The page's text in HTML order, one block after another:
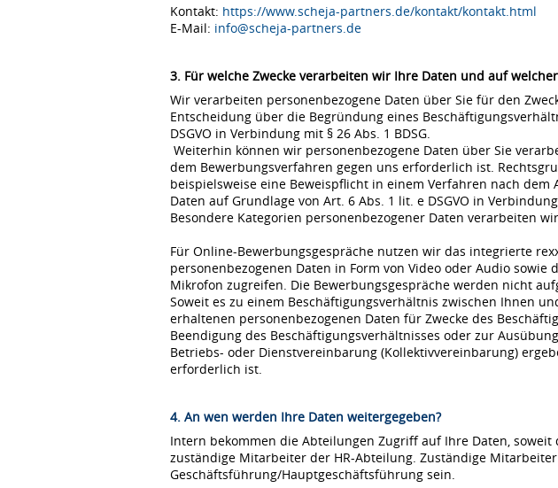
Kontakt: https://www.scheja-partners.de/kontakt/kontakt.html
E-Mail: info@scheja-partners.de
3. Für welche Zwecke verarbeiten wir Ihre Daten und auf
Wir verarbeiten personenbezogene Daten über Sie für den
Entscheidung über die Begründung eines
DSGVO in Verbindung mit § 26 Abs. 1 BDSG.
Weiterhin können wir personenbezogene Daten über Sie
dem Bewerbungsverfahren gegen uns erforderlich ist.
beispielsweise eine Beweispflicht in einem Verfahren nach dem
Daten auf Grundlage von Art. 6 Abs. 1 lit. e DSGVO in
Besondere Kategorien personenbezogener Daten verarbeiten
Für Online-Bewerbungsgespräche nutzen wir das integrierte
personenbezogenen Daten in Form von Video oder Audio
Mikrofon zugreifen. Die Bewerbungsgespräche werden nicht
Soweit es zu einem Beschäftigungsverhältnis zwischen Ihnen
erhaltenen personenbezogenen Daten für Zwecke des
Beendigung des Beschäftigungsverhältnisses oder zur
Betriebs- oder Dienstvereinbarung (Kollektivvereinbarung)
erforderlich ist.
4. An wen werden Ihre Daten weitergegeben?
Intern bekommen die Abteilungen Zugriff auf Ihre Daten,
zuständige Mitarbeiter der HR-Abteilung. Zuständige
Geschäftsführung/Hauptgeschäftsführung sein.